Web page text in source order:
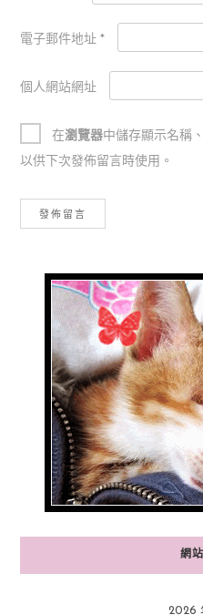
電子郵件地址 *
個人網站網址
在瀏覽器中儲存顯示名稱
以供下次發佈留言時使用。
網
2026